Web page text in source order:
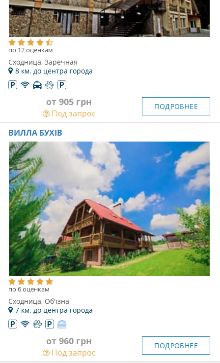
по 12 оценкам
Сходница, Заречная
8 км. до центра города
от 905 грн
Под запрос
ПОДРОБНЕЕ
ВИЛЛА БУХІВ
по 6 оценкам
Сходница, Об'їзна
7 км. до центра города
от 960 грн
Под запрос
ПОДРОБНЕЕ